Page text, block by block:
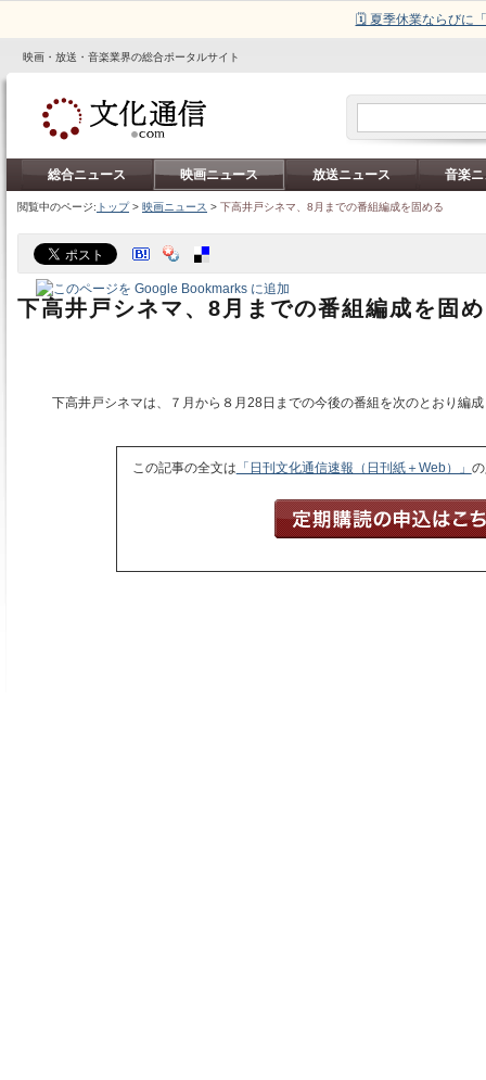
🗓️ 夏季休業ならびに
映画・放送・音楽業界の総合ポータルサイト
総合ニュース 映画ニュース 放送ニュース 音楽
閲覧中のページ: トップ> 映画ニュース > 下高井戸シネマ、8月までの番組編成を固める
下高井戸シネマ、8月までの番組編成を固
下高井戸シネマは、７月から８月28日までの今後の番組を次のとおり編
この記事の全文は 「日刊文化通信速報（日刊紙＋Web）」